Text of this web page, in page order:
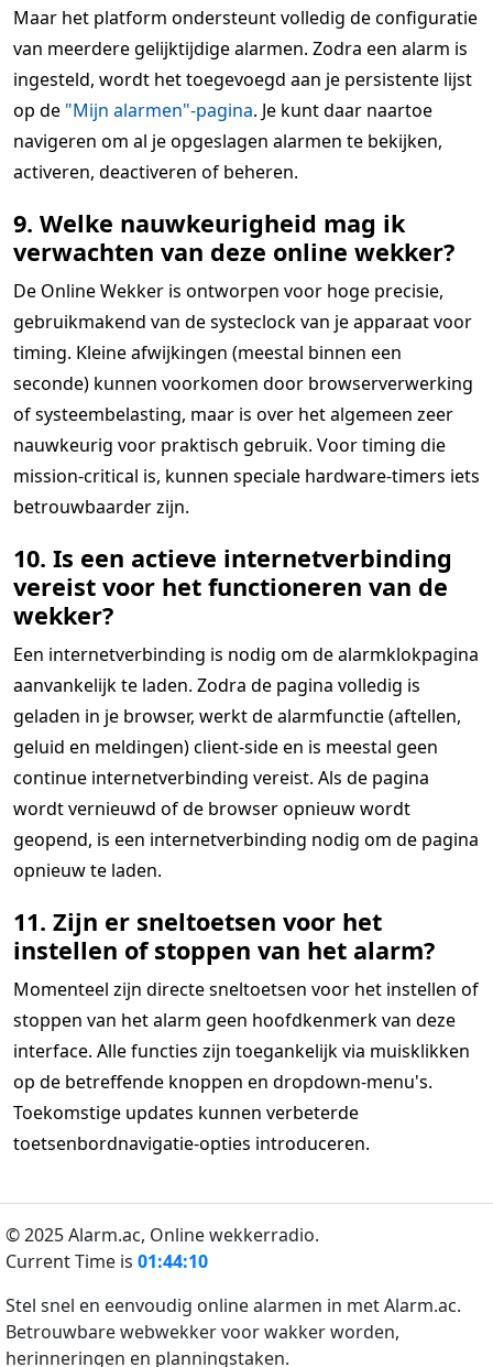
Maar het platform ondersteunt volledig de configuratie
van meerdere gelijktijdige alarmen. Zodra een alarm is
ingesteld, wordt het toegevoegd aan je persistente lijst
op de "Mijn alarmen"-pagina. Je kunt daar naartoe
navigeren om al je opgeslagen alarmen te bekijken,
activeren, deactiveren of beheren.
9. Welke nauwkeurigheid mag ik
verwachten van deze online wekker?
De Online Wekker is ontworpen voor hoge precisie,
gebruikmakend van de systeclock van je apparaat voor
timing. Kleine afwijkingen (meestal binnen een
seconde) kunnen voorkomen door browserverwerking
of systeembelasting, maar is over het algemeen zeer
nauwkeurig voor praktisch gebruik. Voor timing die
mission-critical is, kunnen speciale hardware-timers iets
betrouwbaarder zijn.
10. Is een actieve internetverbinding
vereist voor het functioneren van de
wekker?
Een internetverbinding is nodig om de alarmklokpagina
aanvankelijk te laden. Zodra de pagina volledig is
geladen in je browser, werkt de alarmfunctie (aftellen,
geluid en meldingen) client-side en is meestal geen
continue internetverbinding vereist. Als de pagina
wordt vernieuwd of de browser opnieuw wordt
geopend, is een internetverbinding nodig om de pagina
opnieuw te laden.
11. Zijn er sneltoetsen voor het
instellen of stoppen van het alarm?
Momenteel zijn directe sneltoetsen voor het instellen of
stoppen van het alarm geen hoofdkenmerk van deze
interface. Alle functies zijn toegankelijk via muisklikken
op de betreffende knoppen en dropdown-menu's.
Toekomstige updates kunnen verbeterde
toetsenbordnavigatie-opties introduceren.
© 2025 Alarm.ac, Online wekkerradio.
Current Time is 01:44:10
Stel snel en eenvoudig online alarmen in met Alarm.ac.
Betrouwbare webwekker voor wakker worden,
herinneringen en planningstaken.